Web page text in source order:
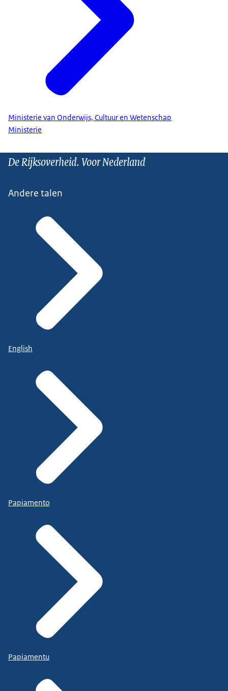
Ministerie van Onderwijs, Cultuur en Wetenschap
Ministerie
De Rijksoverheid. Voor Nederland
Andere talen
English
Papiamento
Papiamentu